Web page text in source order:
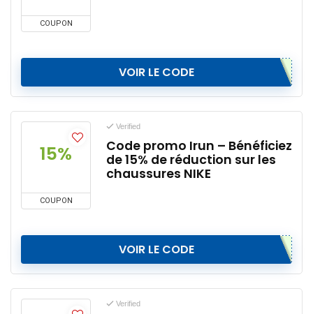
COUPON
VOIR LE CODE
15%
COUPON
Verified
Code promo Irun – Bénéficiez
de 15% de réduction sur les
chaussures NIKE
VOIR LE CODE
Verified